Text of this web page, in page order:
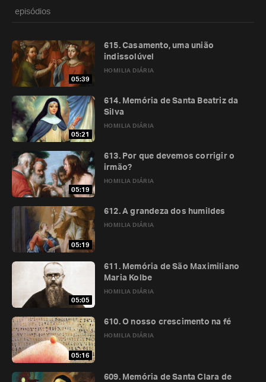
episódios
05:39
HOMILIA DIÁRIA
615. Casamento, uma união
indissolúvel
05:21
HOMILIA DIÁRIA
614. Memória de Santa Beatriz da
Silva
05:19
HOMILIA DIÁRIA
613. Por que devemos corrigir o
irmão?
05:19
HOMILIA DIÁRIA
612. A grandeza dos humildes
05:05
HOMILIA DIÁRIA
611. Memória de São Maximiliano
Maria Kolbe
05:16
HOMILIA DIÁRIA
610. O nosso crescimento na fé
609. Memória de Santa Clara de